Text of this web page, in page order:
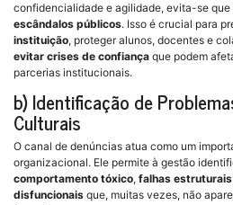
confidencialidade e agilidade, evita-se que
escândalos públicos. Isso é crucial para
instituição, proteger alunos, docentes e
evitar crises de confiança que podem
parcerias institucionais.
b) Identificação de
Culturais
O canal de denúncias atua como um
organizacional. Ele permite à gestão
comportamento tóxico, falhas estruturais
disfuncionais que, muitas vezes, não